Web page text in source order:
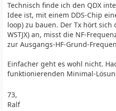
Technisch finde ich den QDX
Idee ist, mit einem DDS-Chip
loop) zu bauen. Der Tx hört sich
WSTJX) an, misst die NF-
zur Ausgangs-HF-Grund-
Einfacher geht es wohl nicht.
funktionierenden Minimal-
73,
Ralf